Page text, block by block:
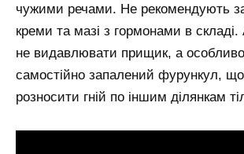
чужими речами. Не рекомендують
креми та мазі з гормонами в
не видавлювати прищик, а
самостійно запалений фурункул,
розносити гній по іншим ділянкам